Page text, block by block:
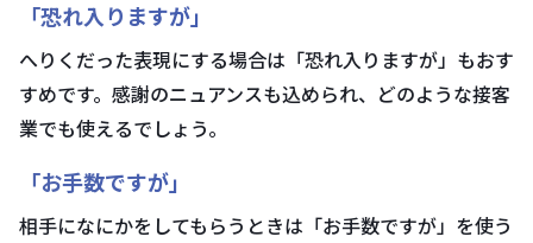
「恐れ入りますが」
へりくだった表現にする場合は「恐れ入りますが」もおす
すめです。感謝のニュアンスも込められ、どのような接客
業でも使えるでしょう。
「お手数ですが」
相手になにかをしてもらうときは「お手数ですが」を使う